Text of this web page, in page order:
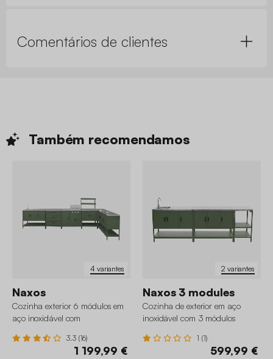
Comentários de clientes
Também recomendamos
4 variantes
Naxos
Cozinha exterior 6 módulos em
aço inoxidável com
queimadores
3.3 (16)
1 199,99 €
2 variantes
Naxos 3 modules
Cozinha de exterior em aço
inoxidável com 3 módulos
1 (1)
599,99 €